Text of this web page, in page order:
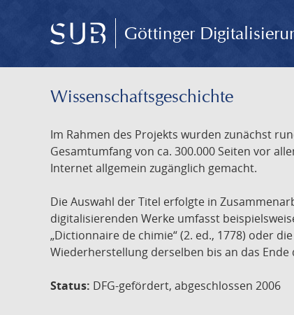
Göttinger
Wissenschafts­geschichte
Im Rahmen des Projekts wurden zunächst
Gesamtumfang von ca. 300.000 Seiten vor
Internet allgemein zugänglich gemacht.
Die Auswahl der Titel erfolgte in
digitalisierenden Werke umfasst
„Dictionnaire de chimie“ (2. ed., 1778) oder
Wiederherstellung derselben bis an das Ende
Status: DFG-gefördert, abgeschlossen 2006